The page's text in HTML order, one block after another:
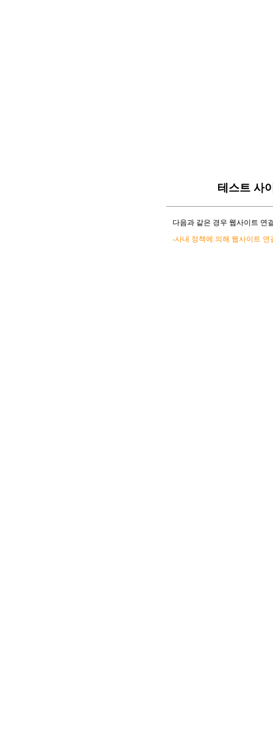
테스트 사
다음과 같은 경우 웹사이트 연
-사내 정책에 의해 웹사이트